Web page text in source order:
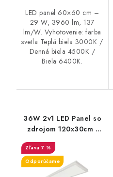
LED panel 60×60 cm –
29 W, 3960 lm, 137
lm/W. Vyhotovenie: farba
svetla Teplá biela 3000K /
Denná biela 4500K /
Biela 6400K.
36W 2v1 LED Panel so
zdrojom 120x30cm -
7 %
Odporúčame